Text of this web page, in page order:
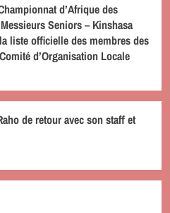
d’Afrique des
Seniors – Kinshasa
liste officielle des membres des
d’Organisation Locale
de retour avec son staff et